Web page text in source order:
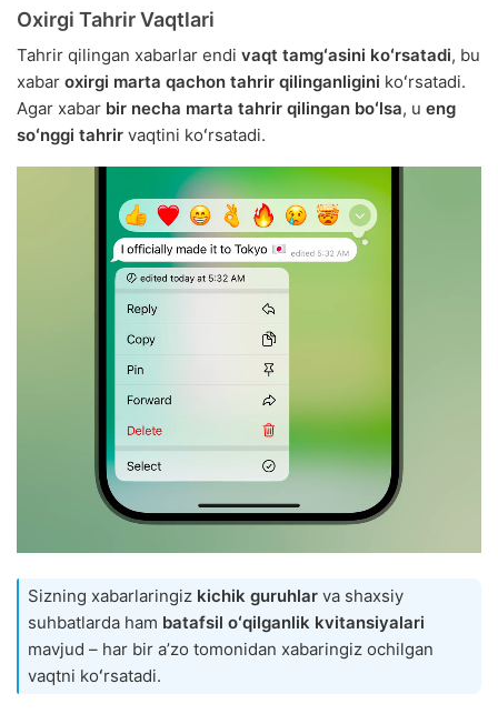
Oxirgi Tahrir Vaqtlari
Tahrir qilingan xabarlar endi vaqt tamgʻasini koʻrsatadi, bu
xabar oxirgi marta qachon tahrir qilinganligini koʻrsatadi.
Agar xabar bir necha marta tahrir qilingan boʻlsa, u eng
soʻnggi tahrir vaqtini koʻrsatadi.
Sizning xabarlaringiz kichik guruhlar va shaxsiy
suhbatlarda ham batafsil oʻqilganlik kvitansiyalari
mavjud – har bir aʼzo tomonidan xabaringiz ochilgan
vaqtni koʻrsatadi.